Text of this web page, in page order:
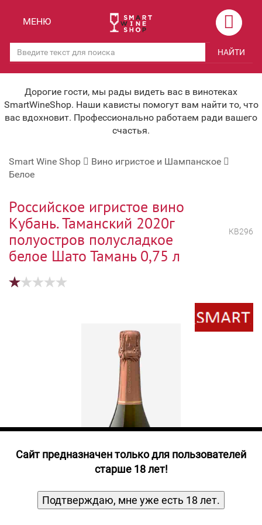
Скидки
Мероприятия
Корпоративным клиентам
Под заказ
Наша команда
关于我们
Вино крепленое
Вино игристое и Шампанское
Вино безалкогольное
Бренди, Коньяк, Арманьяк
Пиво и слабоалк. напитки
Ликер
Прочие алкогольные напитки
Продукты, Посуда, Аксессуары
МЕНЮ
НАЙТИ
Дорогие гости, мы рады видеть вас в винотеках
SmartWineShop. Наши кависты помогут вам найти то, что
вас вдохновит. Профессионально работаем ради вашего
счастья.
Smart Wine Shop
Вино игристое и Шампанское
Белое
Российское игристое вино
Кубань. Таманский 2020г
полуостров полусладкое
белое Шато Тамань 0,75 л
КВ296
Cайт предназначен только для пользователей
старше 18 лет!
Подтверждаю, мне уже есть 18 лет.